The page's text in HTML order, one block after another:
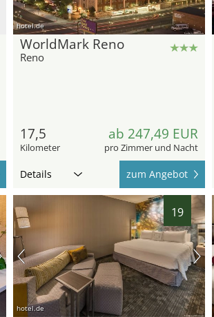
hotel.de
WorldMark Reno
Reno
17,5
Kilometer
ab 247,49 EUR
pro Zimmer und Nacht
Details zum Angebot
19
hotel.de